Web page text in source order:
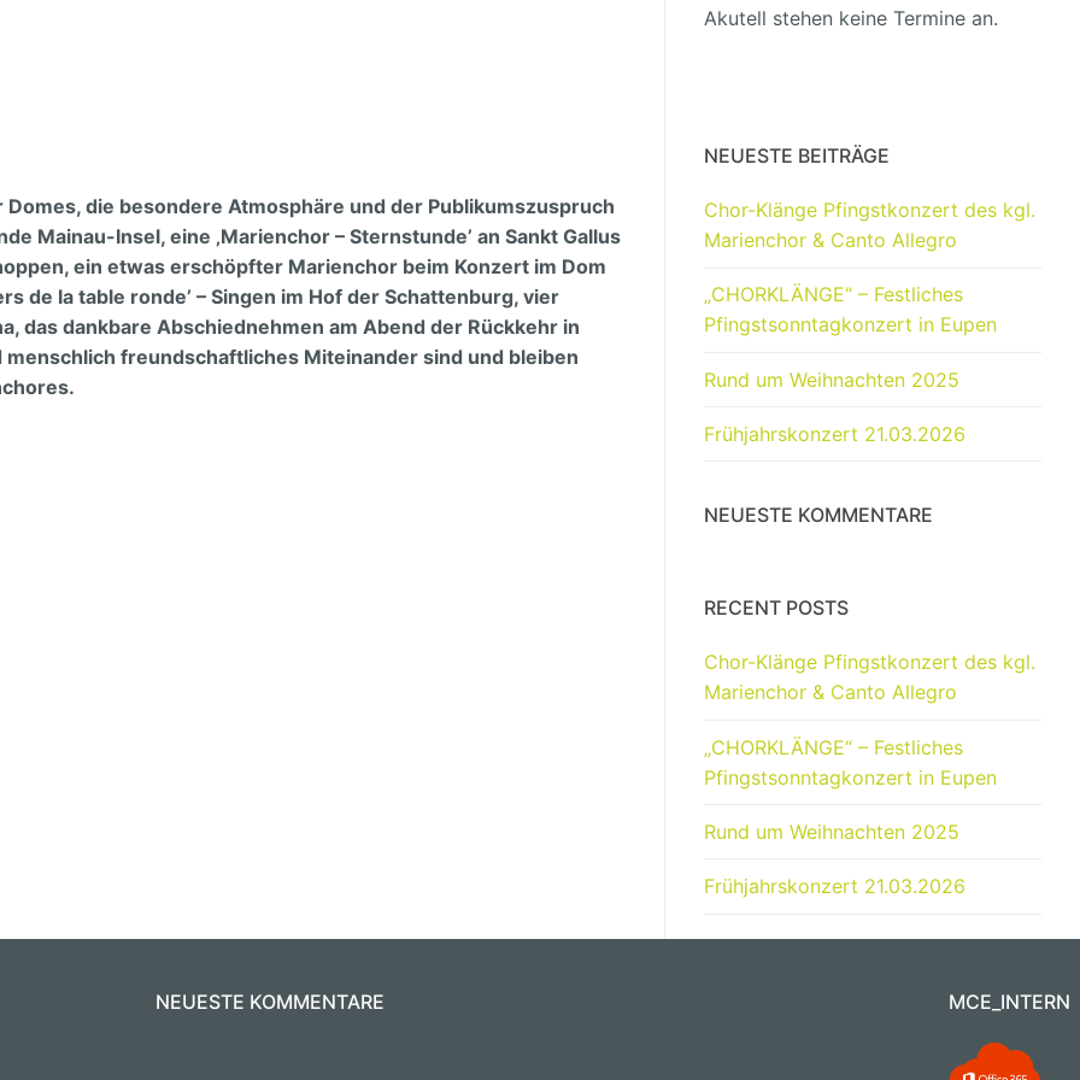
die besondere Atmosphäre und der Publikumszuspruch
Mainau-Insel, eine ‚Marienchor – Sternstunde’ an Sankt Gallus
ein etwas erschöpfter Marienchor beim Konzert im Dom
de la table ronde’ – Singen im Hof der Schattenburg, vier
das dankbare Abschiednehmen am Abend der Rückkehr in
freundschaftliches Miteinander sind und bleiben
Akutell stehen keine Termine an.
NEUESTE BEITRÄGE
Chor-Klänge Pfingstkonzert des kgl.
Marienchor & Canto Allegro
„CHORKLÄNGE“ – Festliches
Pfingstsonntagkonzert in Eupen
Rund um Weihnachten 2025
Frühjahrskonzert 21.03.2026
NEUESTE KOMMENTARE
RECENT POSTS
Chor-Klänge Pfingstkonzert des kgl.
Marienchor & Canto Allegro
„CHORKLÄNGE“ – Festliches
Pfingstsonntagkonzert in Eupen
Rund um Weihnachten 2025
Frühjahrskonzert 21.03.2026
NEUESTE KOMMENTARE MCE_INTERN